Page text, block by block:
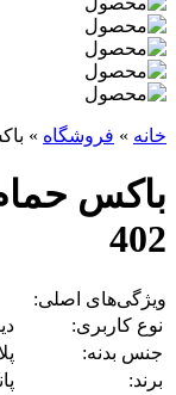
خانه » فروشگاه »
باکس
402
ویژگی‌های اصلی:
نوع کاربری:
جنس بدنه:
برند: